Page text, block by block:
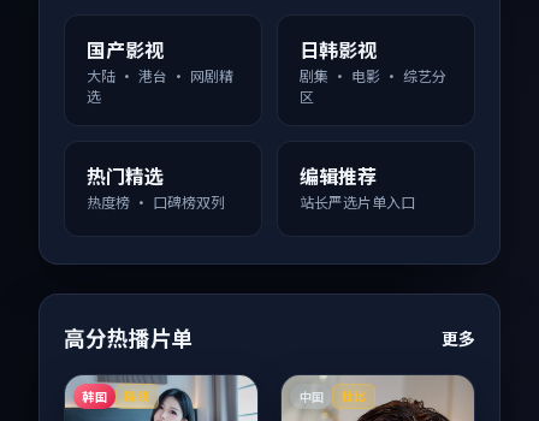
国产影视
大陆 · 港台 · 网剧精
选
日韩影视
剧集 · 电影 · 综艺分
区
热门精选
热度榜 · 口碑榜双列
编辑推荐
站长严选片单入口
高分热播片单 更多
韩国 院线 中国 杜比